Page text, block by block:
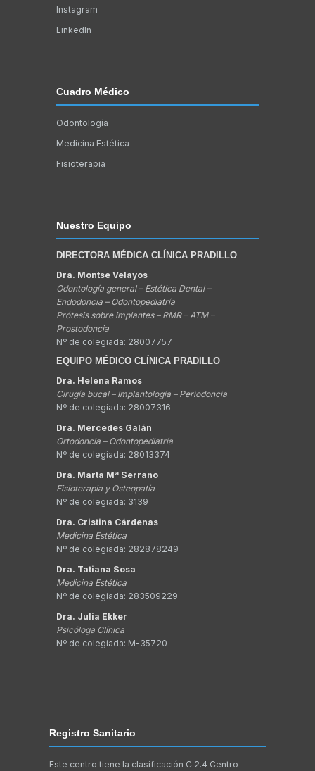
Instagram
LinkedIn
Cuadro Médico
Odontología
Medicina Estética
Fisioterapia
Nuestro Equipo
DIRECTORA MÉDICA CLÍNICA PRADILLO
Dra. Montse Velayos
Odontología general – Estética Dental –
Endodoncia – Odontopediatría
Prótesis sobre implantes – RMR – ATM –
Prostodoncia
Nº de colegiada: 28007757
EQUIPO MÉDICO CLÍNICA PRADILLO
Dra. Helena Ramos
Cirugía bucal – Implantología – Periodoncia
Nº de colegiada: 28007316
Dra. Mercedes Galán
Ortodoncia – Odontopediatría
Nº de colegiada: 28013374
Dra. Marta Mª Serrano
Fisioterapia y Osteopatía
Nº de colegiada: 3139
Dra. Cristina Cárdenas
Medicina Estética
Nº de colegiada: 282878249
Dra. Tatiana Sosa
Medicina Estética
Nº de colegiada: 283509229
Dra. Julia Ekker
Psicóloga Clínica
Nº de colegiada: M-35720
Registro Sanitario
Este centro tiene la clasificación C.2.4 Centro